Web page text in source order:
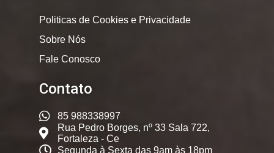
Politicas de Cookies e Privacidade
Sobre Nós
Fale Conosco
Contato
85 988338997
Rua Pedro Borges, nº 33 Sala 722,
Fortaleza - Ce
Segunda à Sexta das 9am às 18pm